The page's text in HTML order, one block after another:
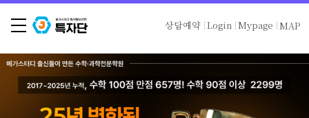
상담예약 Login Mypage MAP